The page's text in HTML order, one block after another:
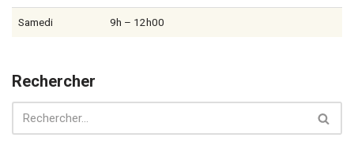
Samedi 9h – 12h00
Rechercher